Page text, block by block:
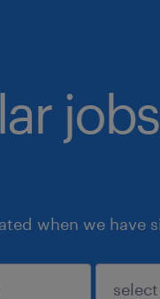
when we have